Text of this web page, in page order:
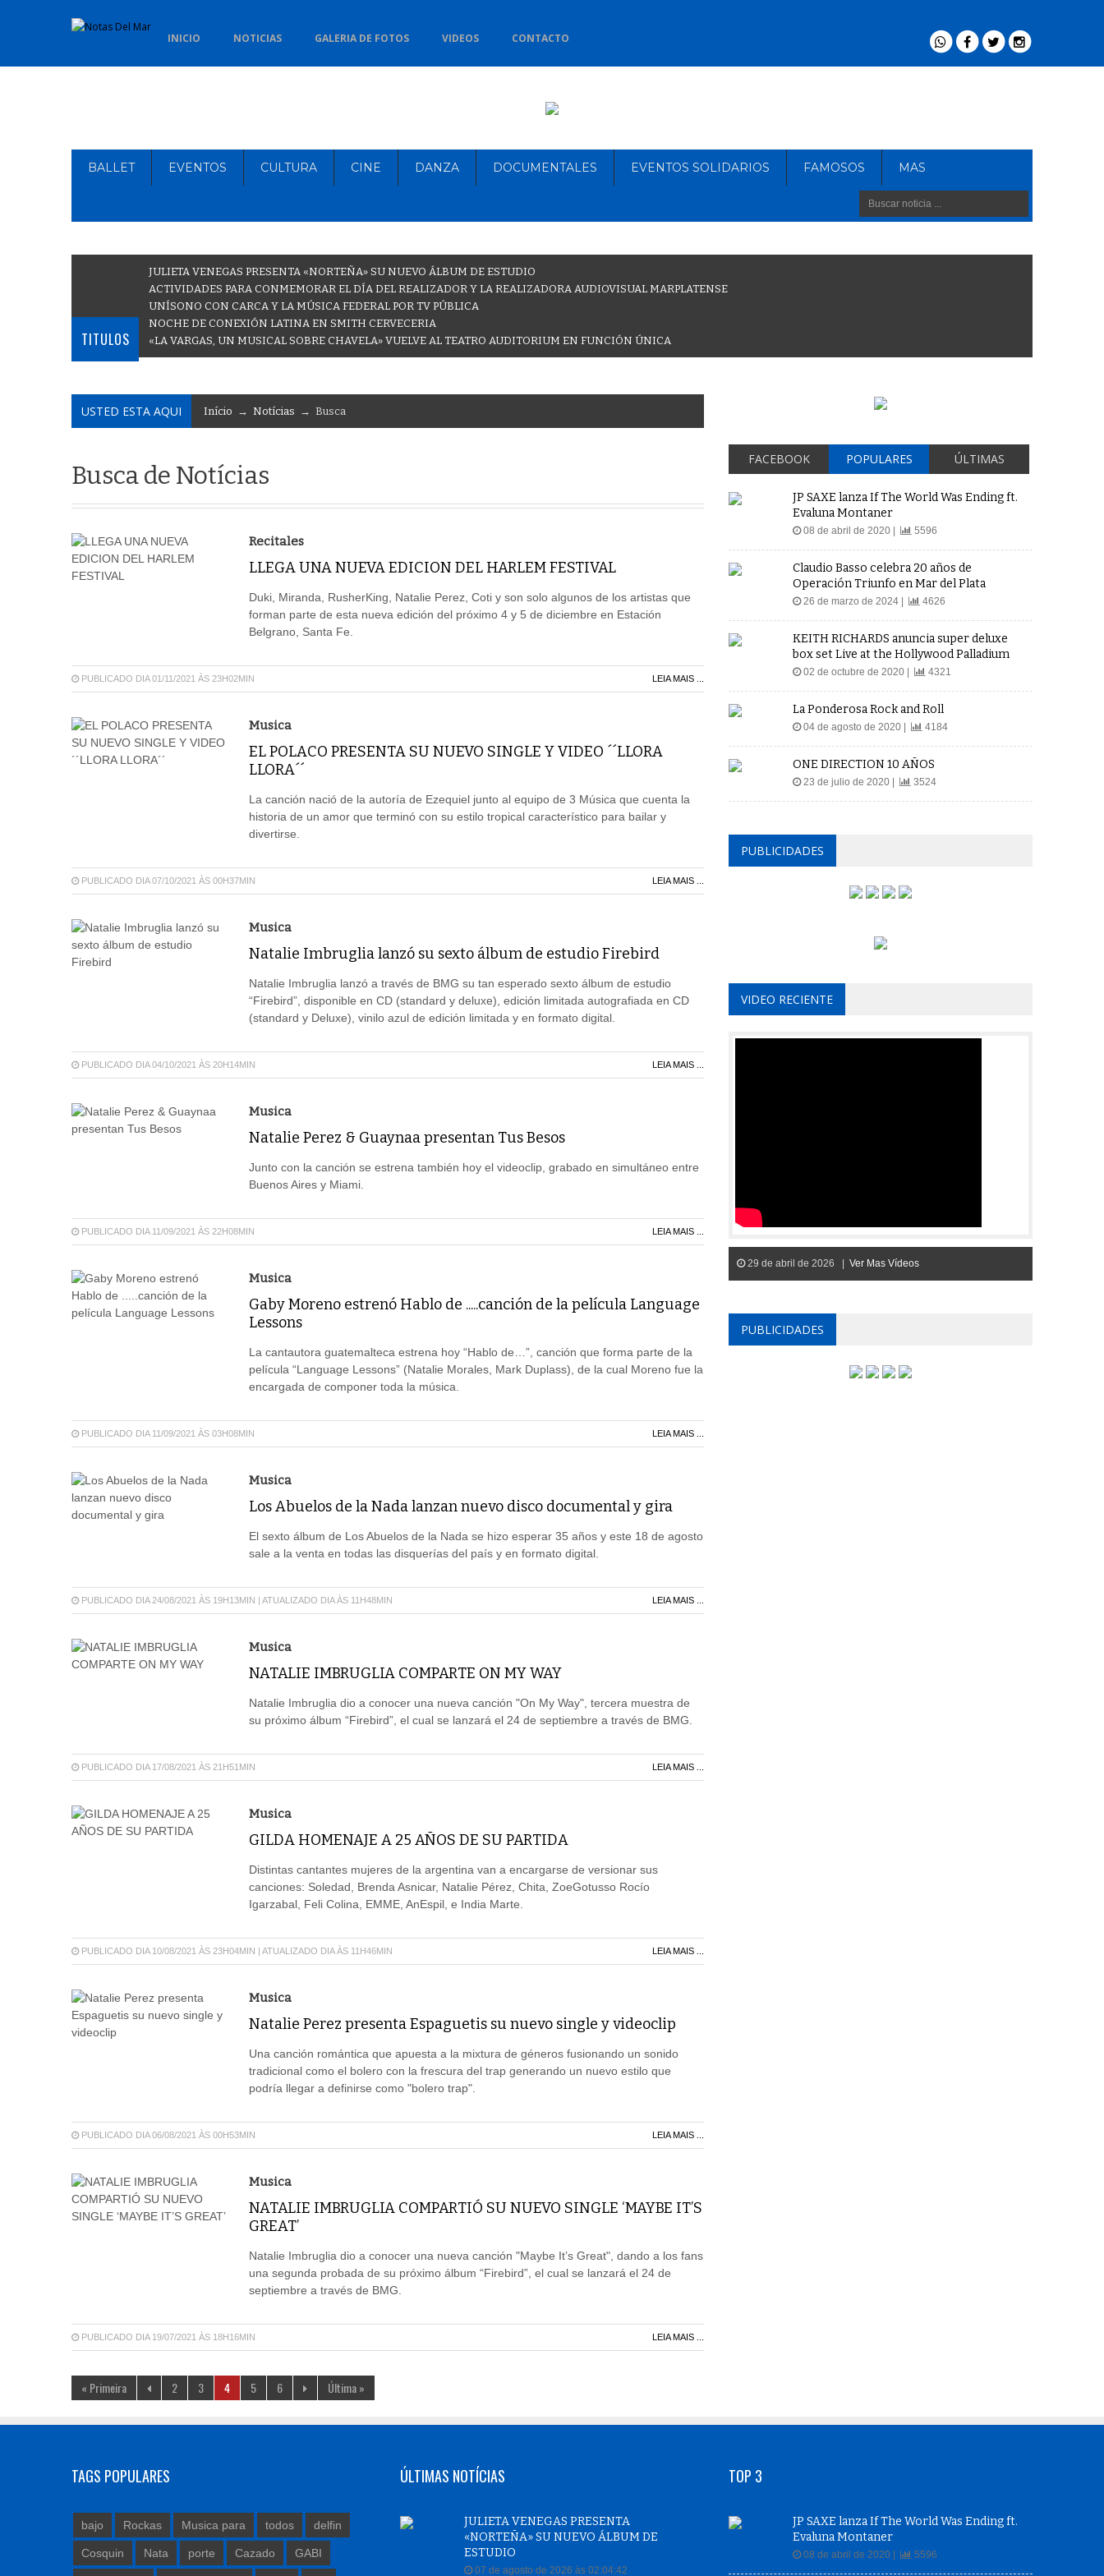
INICIO NOTICIAS GALERIA DE FOTOS VIDEOS CONTACTO
BALLET EVENTOS CULTURA CINE DANZA DOCUMENTALES EVENTOS SOLIDARIOS FAMOSOS MAS
TITULOS
JULIETA VENEGAS PRESENTA «NORTEÑA» SU NUEVO ÁLBUM DE ESTUDIO
ACTIVIDADES PARA CONMEMORAR EL DÍA DEL REALIZADOR Y LA REALIZADORA AUDIOVISUAL MARPLATENSE
UNÍSONO CON CARCA Y LA MÚSICA FEDERAL POR TV PÚBLICA
NOCHE DE CONEXIÓN LATINA EN SMITH CERVECERIA
«LA VARGAS, UN MUSICAL SOBRE CHAVELA» VUELVE AL TEATRO AUDITORIUM EN FUNCIÓN ÚNICA
USTED ESTA AQUI Início → Notícias → Busca
Busca de Notícias
Recitales
LLEGA UNA NUEVA EDICION DEL HARLEM FESTIVAL
Duki, Miranda, RusherKing, Natalie Perez, Coti y son solo algunos de los artistas que
forman parte de esta nueva edición del próximo 4 y 5 de diciembre en Estación
Belgrano, Santa Fe.
PUBLICADO DIA 01/11/2021 ÀS 23H02MIN LEIA MAIS ...
Musica
EL POLACO PRESENTA SU NUEVO SINGLE Y VIDEO ´´LLORA
LLORA´´
La canción nació de la autoría de Ezequiel junto al equipo de 3 Música que cuenta la
historia de un amor que terminó con su estilo tropical característico para bailar y
divertirse.
PUBLICADO DIA 07/10/2021 ÀS 00H37MIN LEIA MAIS ...
Musica
Natalie Imbruglia lanzó su sexto álbum de estudio Firebird
Natalie Imbruglia lanzó a través de BMG su tan esperado sexto álbum de estudio
“Firebird”, disponible en CD (standard y deluxe), edición limitada autografiada en CD
(standard y Deluxe), vinilo azul de edición limitada y en formato digital.
PUBLICADO DIA 04/10/2021 ÀS 20H14MIN LEIA MAIS ...
Musica
Natalie Perez & Guaynaa presentan Tus Besos
Junto con la canción se estrena también hoy el videoclip, grabado en simultáneo entre
Buenos Aires y Miami.
PUBLICADO DIA 11/09/2021 ÀS 22H08MIN LEIA MAIS ...
Musica
Gaby Moreno estrenó Hablo de .....canción de la película Language
Lessons
La cantautora guatemalteca estrena hoy “Hablo de…”, canción que forma parte de la
película “Language Lessons” (Natalie Morales, Mark Duplass), de la cual Moreno fue la
encargada de componer toda la música.
PUBLICADO DIA 11/09/2021 ÀS 03H08MIN LEIA MAIS ...
Musica
Los Abuelos de la Nada lanzan nuevo disco documental y gira
El sexto álbum de Los Abuelos de la Nada se hizo esperar 35 años y este 18 de agosto
sale a la venta en todas las disquerías del país y en formato digital.
PUBLICADO DIA 24/08/2021 ÀS 19H13MIN | ATUALIZADO DIA ÀS 11H48MIN LEIA MAIS ...
Musica
NATALIE IMBRUGLIA COMPARTE ON MY WAY
Natalie Imbruglia dio a conocer una nueva canción "On My Way", tercera muestra de
su próximo álbum “Firebird”, el cual se lanzará el 24 de septiembre a través de BMG.
PUBLICADO DIA 17/08/2021 ÀS 21H51MIN LEIA MAIS ...
Musica
GILDA HOMENAJE A 25 AÑOS DE SU PARTIDA
Distintas cantantes mujeres de la argentina van a encargarse de versionar sus
canciones: Soledad, Brenda Asnicar, Natalie Pérez, Chita, ZoeGotusso Rocío
Igarzabal, Feli Colina, EMME, AnEspil, e India Marte.
PUBLICADO DIA 10/08/2021 ÀS 23H04MIN | ATUALIZADO DIA ÀS 11H46MIN LEIA MAIS ...
Musica
Natalie Perez presenta Espaguetis su nuevo single y videoclip
Una canción romántica que apuesta a la mixtura de géneros fusionando un sonido
tradicional como el bolero con la frescura del trap generando un nuevo estilo que
podría llegar a definirse como "bolero trap".
PUBLICADO DIA 06/08/2021 ÀS 00H53MIN LEIA MAIS ...
Musica
NATALIE IMBRUGLIA COMPARTIÓ SU NUEVO SINGLE ‘MAYBE IT’S
GREAT’
Natalie Imbruglia dio a conocer una nueva canción "Maybe It’s Great", dando a los fans
una segunda probada de su próximo álbum “Firebird”, el cual se lanzará el 24 de
septiembre a través de BMG.
PUBLICADO DIA 19/07/2021 ÀS 18H16MIN LEIA MAIS ...
« Primeira 2 3 4 5 6 Última »
FACEBOOK POPULARES ÚLTIMAS
JP SAXE lanza If The World Was Ending ft.
Evaluna Montaner
08 de abril de 2020 | 5596
Claudio Basso celebra 20 años de
Operación Triunfo en Mar del Plata
26 de marzo de 2024 | 4626
KEITH RICHARDS anuncia super deluxe
box set Live at the Hollywood Palladium
02 de octubre de 2020 | 4321
La Ponderosa Rock and Roll
04 de agosto de 2020 | 4184
ONE DIRECTION 10 AÑOS
23 de julio de 2020 | 3524
PUBLICIDADES
VIDEO RECIENTE
29 de abril de 2026 | Ver Mas Vídeos
PUBLICIDADES
TAGS POPULARES
bajo Rockas Musica para todos delfin
Cosquin Nata porte Cazado GABI
ÚLTIMAS NOTÍCIAS
JULIETA VENEGAS PRESENTA
«NORTEÑA» SU NUEVO ÁLBUM DE
ESTUDIO
07 de agosto de 2026 às 02:04:42
TOP 3
JP SAXE lanza If The World Was Ending ft.
Evaluna Montaner
08 de abril de 2020 | 5596